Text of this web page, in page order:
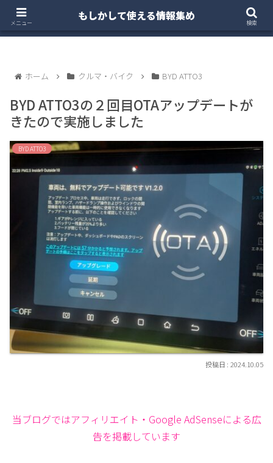
ホーム 注文住宅
ホーム クルマ・バイク BYD ATTO3
BYD ATTO3の２回目OTAアップデートが
きたので実施しました
BYD ATTO3
2024.10.05
当ブログではアフィリエイト・Google AdSenseによる広
告を掲載しています
メニュー
もしかして使える情報集め
検索